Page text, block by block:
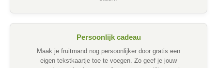
Persoonlijk cadeau
Maak je fruitmand nog persoonlijker door gratis een
eigen tekstkaartje toe te voegen. Zo geef je jouw